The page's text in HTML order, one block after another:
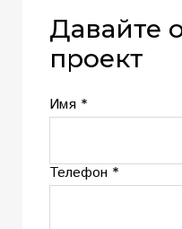
Давайте
проект
Имя *
Телефон *